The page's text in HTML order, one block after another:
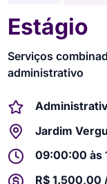
Estágio
Serviços
administrativo
Jardim
09:00:00 às
R$ 1.500,00